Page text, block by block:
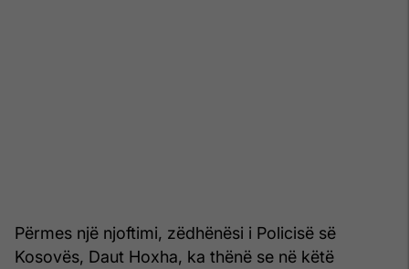
Përmes një njoftimi, zëdhënësi i Policisë së
Kosovës, Daut Hoxha, ka thënë se në këtë